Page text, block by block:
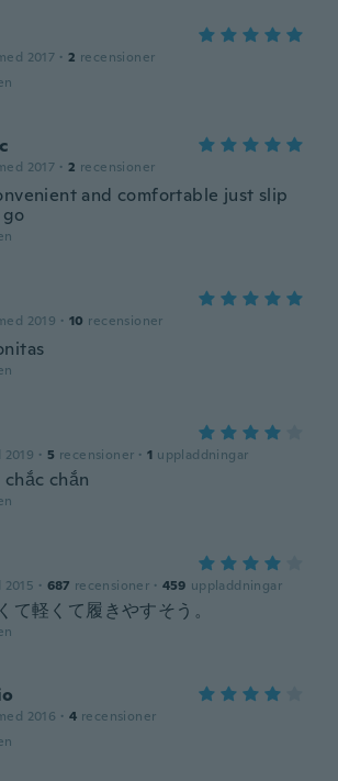
2017 · 2 recensioner
2017 · 2 recensioner
and comfortable just slip
2019 · 10 recensioner
2019 · 5 recensioner · 1 uppladdningar
chắn
2015 · 687 recensioner · 459 uppladdningar
て軽くて履きやすそう。
2016 · 4 recensioner